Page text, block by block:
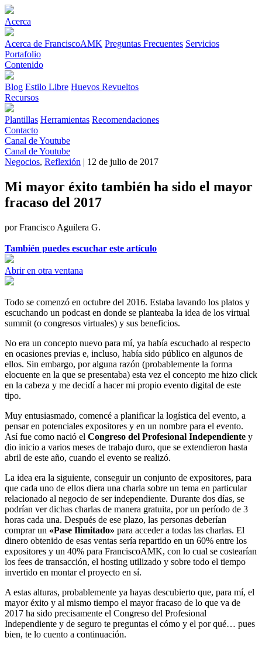
Acerca
Acerca de FranciscoAMK Preguntas Frecuentes Servicios
Portafolio
Contenido
Blog Estilo Libre Huevos Revueltos
Recursos
Plantillas Herramientas Recomendaciones
Contacto
Canal de Youtube
Canal de Youtube
Negocios, Reflexión | 12 de julio de 2017
Mi mayor éxito también ha sido el mayor
fracaso del 2017
por Francisco Aguilera G.
También puedes escuchar este artículo
Abrir en otra ventana
Todo se comenzó en octubre del 2016. Estaba lavando los platos y
escuchando un podcast en donde se planteaba la idea de los virtual
summit (o congresos virtuales) y sus beneficios.
No era un concepto nuevo para mí, ya había escuchado al respecto
en ocasiones previas e, incluso, había sido público en algunos de
ellos. Sin embargo, por alguna razón (probablemente la forma
elocuente en la que se presentaba) esta vez el concepto me hizo click
en la cabeza y me decidí a hacer mi propio evento digital de este
tipo.
Muy entusiasmado, comencé a planificar la logística del evento, a
pensar en potenciales expositores y en un nombre para el evento.
Así fue como nació el Congreso del Profesional Independiente y
dio inicio a varios meses de trabajo duro, que se extendieron hasta
abril de este año, cuando el evento se realizó.
La idea era la siguiente, conseguir un conjunto de expositores, para
que cada uno de ellos diera una charla sobre un tema en particular
relacionado al negocio de ser independiente. Durante dos días, se
podrían ver dichas charlas de manera gratuita, por un período de 3
horas cada una. Después de ese plazo, las personas deberían
comprar un «Pase Ilimitado» para acceder a todas las charlas. El
dinero obtenido de esas ventas sería repartido en un 60% entre los
expositores y un 40% para FranciscoAMK, con lo cual se costearían
los fees de transacción, el hosting utilizado y sobre todo el tiempo
invertido en montar el proyecto en sí.
A estas alturas, probablemente ya hayas descubierto que, para mí, el
mayor éxito y al mismo tiempo el mayor fracaso de lo que va de
2017 ha sido precisamente el Congreso del Profesional
Independiente y de seguro te preguntas el cómo y el por qué… pues
bien, te lo cuento a continuación.